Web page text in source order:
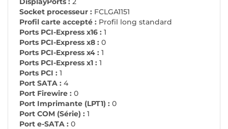
Socket processeur : FCLGA1151
Profil carte accepté : Profil long standard
Ports PCI-Express x16 : 1
Ports PCI-Express x8 : 0
Ports PCI-Express x4 : 1
Ports PCI-Express x1 : 1
Ports PCI : 1
Port SATA : 4
Port Firewire : 0
Port Imprimante (LPT1) : 0
Port COM (Série) : 1
Port e-SATA : 0